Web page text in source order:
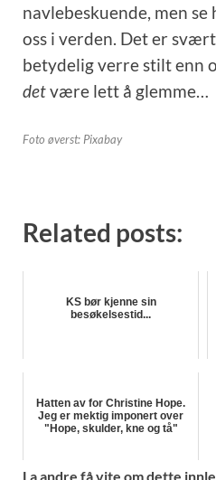
navlebeskuende, men
oss i verden. Det er
betydelig verre stilt enn
detvære lett å glemme…
Foto øverst: Pixabay
Related posts:
KS bør kjenne sin
besøkelsestid...
Hatten av for Christine Hope.
Jeg er mektig imponert over
"Hope, skulder, kne og tå"
La andre få vite om dette